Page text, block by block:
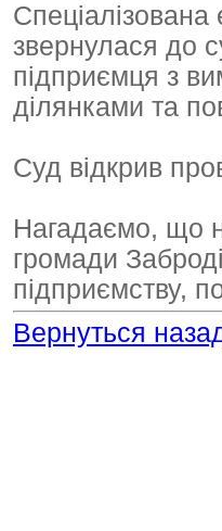
Спеціалізована
звернулася до
підприємця з
ділянками та
Суд відкрив
Нагадаємо, що
громади
підприємству,
Вернуться